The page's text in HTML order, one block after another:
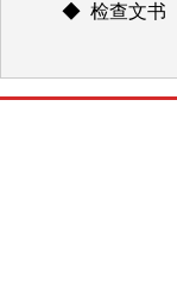
◆ 检查文书